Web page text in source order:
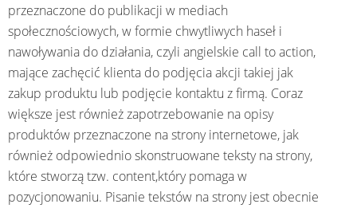
przeznaczone do publikacji w mediach
społecznościowych, w formie chwytliwych haseł i
nawoływania do działania, czyli angielskie call to action,
mające zachęcić klienta do podjęcia akcji takiej jak
zakup produktu lub podjęcie kontaktu z firmą. Coraz
większe jest również zapotrzebowanie na opisy
produktów przeznaczone na strony internetowe, jak
również odpowiednio skonstruowane teksty na strony,
które stworzą tzw. content,który pomaga w
pozycjonowaniu. Pisanie tekstów na strony jest obecnie